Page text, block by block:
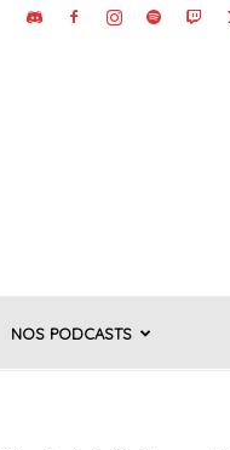
NOS PODCASTS